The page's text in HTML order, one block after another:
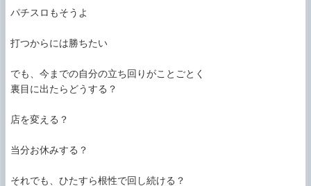
パチスロもそうよ
打つからには勝ちたい
でも、今までの自分の立ち回りがことごとく
裏目に出たらどうする？
店を変える？
当分お休みする？
それでも、ひたすら根性で回し続ける？